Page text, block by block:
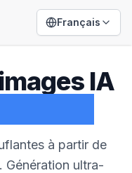
Français
IA
à partir de
Génération ultra-